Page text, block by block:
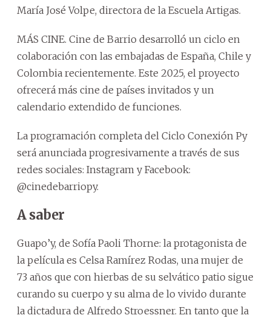
María José Volpe, directora de la Escuela Artigas.
MÁS CINE. Cine de Barrio desarrolló un ciclo en
colaboración con las embajadas de España, Chile y
Colombia recientemente. Este 2025, el proyecto
ofrecerá más cine de países invitados y un
calendario extendido de funciones.
La programación completa del Ciclo Conexión Py
será anunciada progresivamente a través de sus
redes sociales: Instagram y Facebook:
@cinedebarriopy.
A saber
Guapo’y, de Sofía Paoli Thorne: la protagonista de
la película es Celsa Ramírez Rodas, una mujer de
73 años que con hierbas de su selvático patio sigue
curando su cuerpo y su alma de lo vivido durante
la dictadura de Alfredo Stroessner. En tanto que la